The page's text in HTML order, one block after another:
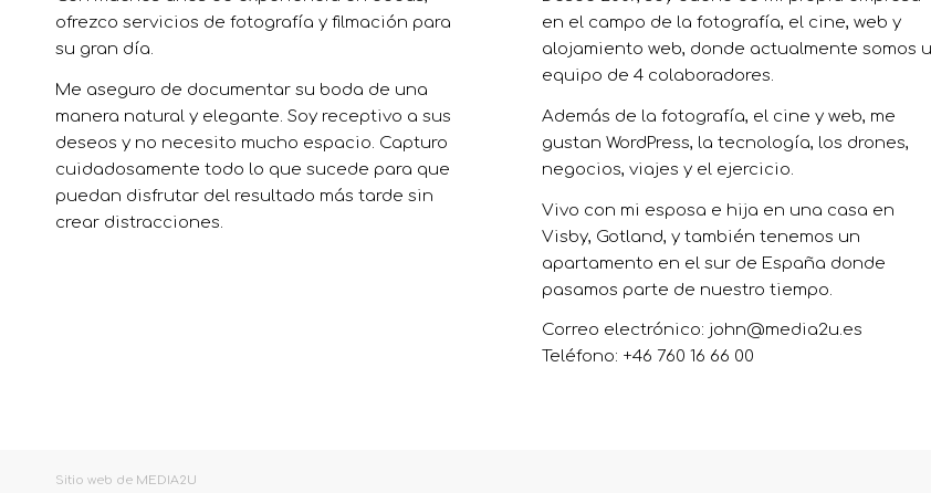
ofrezco servicios de fotografía y filmación para
su gran día.
Me aseguro de documentar su boda de una
manera natural y elegante. Soy receptivo a sus
deseos y no necesito mucho espacio. Capturo
cuidadosamente todo lo que sucede para que
puedan disfrutar del resultado más tarde sin
crear distracciones.
en el campo de la fotografía, el cine, web y
alojamiento web, donde actualmente somos
equipo de 4 colaboradores.
Además de la fotografía, el cine y web, me
gustan WordPress, la tecnología, los drones,
negocios, viajes y el ejercicio.
Vivo con mi esposa e hija en una casa en
Visby, Gotland, y también tenemos un
apartamento en el sur de España donde
pasamos parte de nuestro tiempo.
Correo electrónico: john@media2u.es
Teléfono: +46 760 16 66 00
Sitio web de MEDIA2U